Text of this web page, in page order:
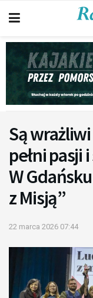
Są
pełni pasji
W
z Misją”
22 marca 2026 07:44